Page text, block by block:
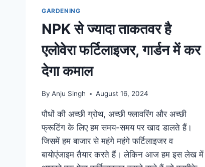
GARDENING
NPK से ज्यादा ताकतवर है
एलोवेरा फर्टिलाइजर, गार्डन में कर
देगा कमाल
By Anju Singh August 16, 2024
पौधों की अच्छी ग्रोथ, अच्छी फ्लावरिंग और अच्छी
फ्रूटिंग के लिए हम समय-समय पर खाद डालते हैं।
जिसमें हम बाजार से महंगे महंगे फर्टिलाइजर व
बायोएंजाइम तैयार करते हैं। लेकिन आज हम इस लेख में